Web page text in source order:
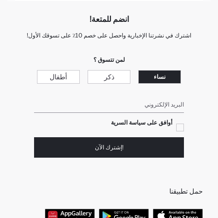
انضم للمتعة!
اشترك في نشرتنا الإخبارية واحصل على خصم 10٪ على تسوقك الأول!
لمن تتسوق ؟
نساء ذكر أطفال
البريد الإلكتروني
أوافق على سياسة السرية
!إشترك الآن
حمل تطبيقنا